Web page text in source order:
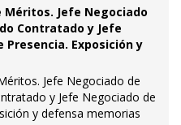
Méritos. Jefe Negociado
Contratado y Jefe
Presencia. Exposición y
Jefe Negociado de
y Jefe Negociado de
y defensa memorias